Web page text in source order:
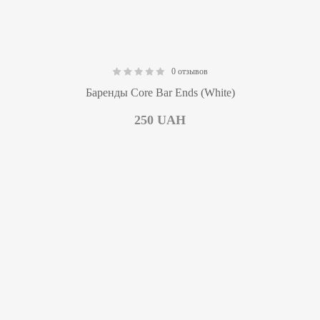
0 отзывов
Баренды Core Bar Ends (White)
250 UAH